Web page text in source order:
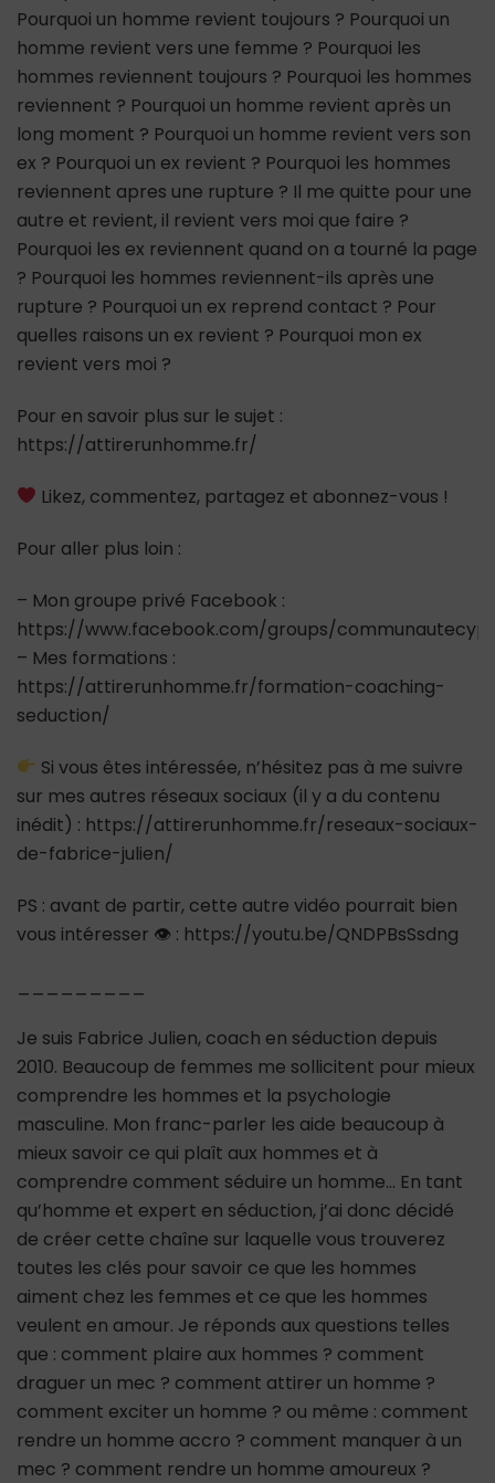
Pourquoi un homme revient toujours ? Pourquoi un
homme revient vers une femme ? Pourquoi les
hommes reviennent toujours ? Pourquoi les hommes
reviennent ? Pourquoi un homme revient après un
long moment ? Pourquoi un homme revient vers son
ex ? Pourquoi un ex revient ? Pourquoi les hommes
reviennent apres une rupture ? Il me quitte pour une
autre et revient, il revient vers moi que faire ?
Pourquoi les ex reviennent quand on a tourné la page
? Pourquoi les hommes reviennent-ils après une
rupture ? Pourquoi un ex reprend contact ? Pour
quelles raisons un ex revient ? Pourquoi mon ex
revient vers moi ?
Pour en savoir plus sur le sujet :
https://attirerunhomme.fr/
Likez, commentez, partagez et abonnez-vous !
Pour aller plus loin :
– Mon groupe privé Facebook :
https://www.facebook.com/groups/
– Mes formations :
https://attirerunhomme.fr/formation-coaching-
seduction/
Si vous êtes intéressée, n’hésitez pas à me suivre
sur mes autres réseaux sociaux (il y a du contenu
inédit) : https://attirerunhomme.fr/reseaux-sociaux-
de-fabrice-julien/
PS : avant de partir, cette autre vidéo pourrait bien
vous intéresser 👁 : https://youtu.be/QNDPBsSsdng
Je suis Fabrice Julien, coach en séduction depuis
2010. Beaucoup de femmes me sollicitent pour mieux
comprendre les hommes et la psychologie
masculine. Mon franc-parler les aide beaucoup à
mieux savoir ce qui plaît aux hommes et à
comprendre comment séduire un homme… En tant
qu’homme et expert en séduction, j’ai donc décidé
de créer cette chaîne sur laquelle vous trouverez
toutes les clés pour savoir ce que les hommes
aiment chez les femmes et ce que les hommes
veulent en amour. Je réponds aux questions telles
que : comment plaire aux hommes ? comment
draguer un mec ? comment attirer un homme ?
comment exciter un homme ? ou même : comment
rendre un homme accro ? comment manquer à un
mec ? comment rendre un homme amoureux ?